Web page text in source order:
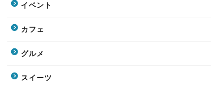
イベント
カフェ
グルメ
スイーツ